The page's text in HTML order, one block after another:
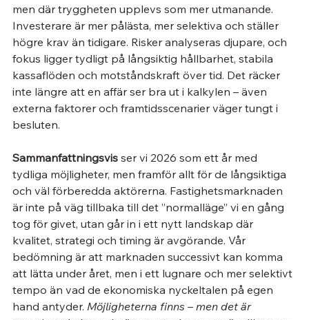
men där tryggheten upplevs som mer utmanande.
Investerare är mer pålästa, mer selektiva och ställer
högre krav än tidigare. Risker analyseras djupare, och
fokus ligger tydligt på långsiktig hållbarhet, stabila
kassaflöden och motståndskraft över tid. Det räcker
inte längre att en affär ser bra ut i kalkylen – även
externa faktorer och framtidsscenarier väger tungt i
besluten.
Sammanfattningsvis ser vi 2026 som ett år med
tydliga möjligheter, men framför allt för de långsiktiga
och väl förberedda aktörerna. Fastighetsmarknaden
är inte på väg tillbaka till det ”normalläge” vi en gång
tog för givet, utan går in i ett nytt landskap där
kvalitet, strategi och timing är avgörande. Vår
bedömning är att marknaden successivt kan komma
att lätta under året, men i ett lugnare och mer selektivt
tempo än vad de ekonomiska nyckeltalen på egen
hand antyder. Möjligheterna finns – men det är